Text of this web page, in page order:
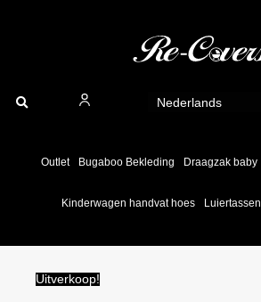
Nederlands
Outlet Bugaboo Bekleding Draagzak baby
Kinderwagen handvat hoes Luiertassen
Uitverkoop!